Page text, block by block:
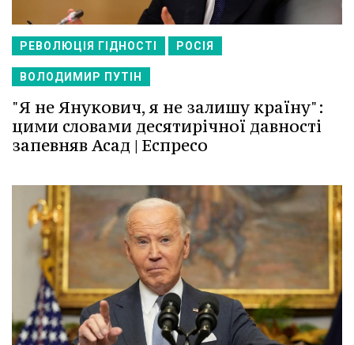
РЕВОЛЮЦІЯ ГІДНОСТІ РОСІЯ
ВОЛОДИМИР ПУТІН
"Я не Янукович, я не залишу країну":
цими словами десятирічної давності
запевняв Асад | Еспресо